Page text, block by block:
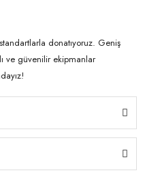
donatıyoruz. Geniş
ve güvenilir ekipmanlar